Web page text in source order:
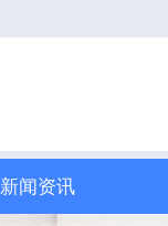
新闻资讯